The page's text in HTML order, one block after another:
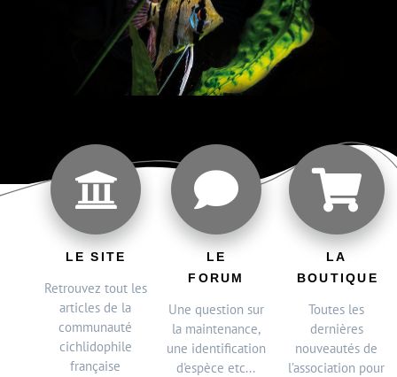
LE SITE
Retrouvez tout les
articles de la
communauté
cichlidophile
française
LE
FORUM
Une question sur
la maintenance,
une identification
d'espèce etc...
LA
BOUTIQUE
Toutes les
dernières
nouveautés de
l’association pour